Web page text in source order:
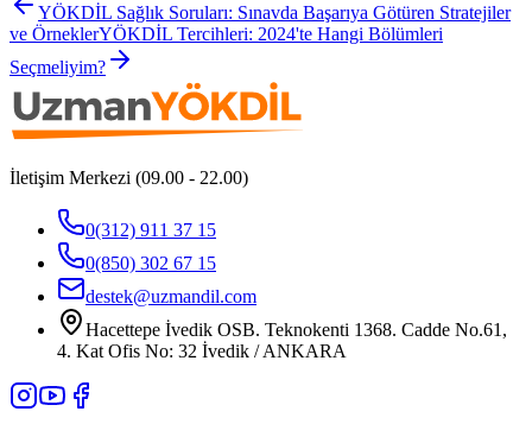
YÖKDİL Sağlık Soruları: Sınavda Başarıya Götüren Stratejiler
ve ÖrneklerYÖKDİL Tercihleri: 2024'te Hangi Bölümleri
Seçmeliyim?
İletişim Merkezi (09.00 - 22.00)
0(312) 911 37 15
0(850) 302 67 15
destek@uzmandil.com
Hacettepe İvedik OSB. Teknokenti 1368. Cadde No.61,
4. Kat Ofis No: 32 İvedik / ANKARA